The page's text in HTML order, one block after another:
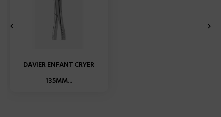
DAVIER ENFANT CRYER
135MM...
 